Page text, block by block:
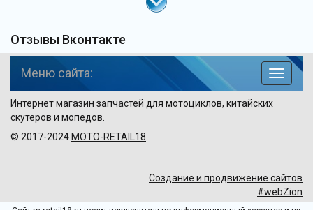
Отзывы Вконтакте
по
Меню сайта:
Интернет магазин запчастей для мотоциклов, китайских
скутеров и мопедов.
© 2017-2024 MOTO-RETAIL18
Создание и продвижение сайтов
#webZion